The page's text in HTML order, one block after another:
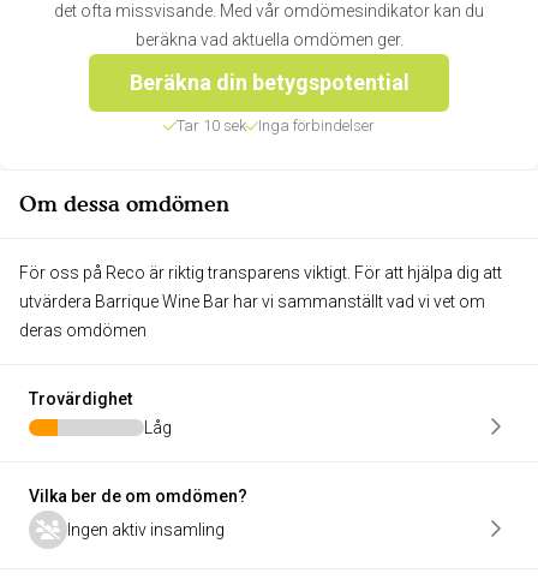
det ofta missvisande. Med vår omdömesindikator kan du
beräkna vad aktuella omdömen ger.
Beräkna din betygspotential
Tar 10 sek Inga förbindelser
Om dessa omdömen
För oss på Reco är riktig transparens viktigt. För att hjälpa dig att
utvärdera Barrique Wine Bar har vi sammanställt vad vi vet om
deras omdömen
Trovärdighet
Låg
Vilka ber de om omdömen?
Ingen aktiv insamling